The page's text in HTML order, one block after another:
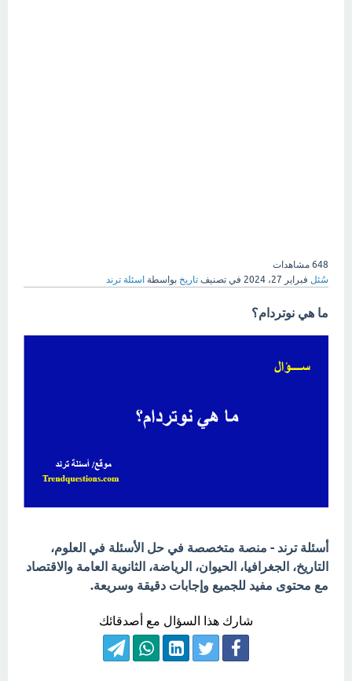
648 مشاهدات
سُئل فبراير 27، 2024 في تصنيف تاريخ بواسطة اسئلة ترند
ما هي نوتردام؟
أسئلة ترند - منصة متخصصة في حل الأسئلة في العلوم،
التاريخ، الجغرافيا، الحيوان، الرياضة، الثانوية العامة والاقتصاد
مع محتوى مفيد للجميع وإجابات دقيقة وسريعة.
شارك هذا السؤال مع أصدقائك